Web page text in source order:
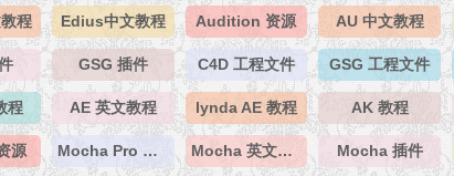
程 Edius中文教程 Audition 资源 AU 中文教程
GSG 插件 C4D 工程文件 GSG 工程文件
程 AE 英文教程 lynda AE 教程 AK 教程
源 Mocha Pro 资源 Mocha 英文教程 Mocha 插件